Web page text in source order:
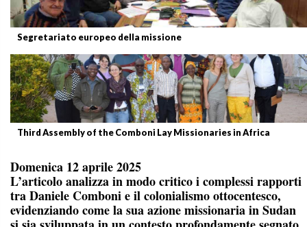
Segretariato europeo della missione
Third Assembly of the Comboni Lay Missionaries in Africa
Domenica 12 aprile 2025
L’articolo analizza in modo critico i complessi rapporti
tra Daniele Comboni e il colonialismo ottocentesco,
evidenziando come la sua azione missionaria in Sudan